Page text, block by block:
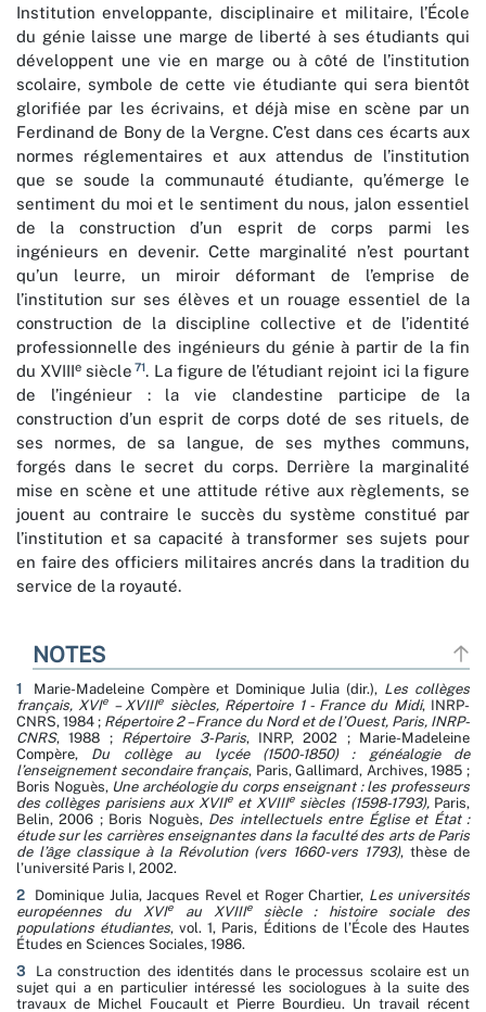
Institution enveloppante, disciplinaire et militaire, l’École
du génie laisse une marge de liberté à ses étudiants qui
développent une vie en marge ou à côté de l’institution
scolaire, symbole de cette vie étudiante qui sera bientôt
glorifiée par les écrivains, et déjà mise en scène par un
Ferdinand de Bony de la Vergne. C’est dans ces écarts aux
normes réglementaires et aux attendus de l’institution
que se soude la communauté étudiante, qu’émerge le
sentiment du moi et le sentiment du nous, jalon essentiel
de la construction d’un esprit de corps parmi les
ingénieurs en devenir. Cette marginalité n’est pourtant
qu’un leurre, un miroir déformant de l’emprise de
l’institution sur ses élèves et un rouage essentiel de la
construction de la discipline collective et de l’identité
professionnelle des ingénieurs du génie à partir de la fin
du XVIIIe siècle 71. La figure de l’étudiant rejoint ici la figure
de l’ingénieur : la vie clandestine participe de la
construction d’un esprit de corps doté de ses rituels, de
ses normes, de sa langue, de ses mythes communs,
forgés dans le secret du corps. Derrière la marginalité
mise en scène et une attitude rétive aux règlements, se
jouent au contraire le succès du système constitué par
l’institution et sa capacité à transformer ses sujets pour
en faire des officiers militaires ancrés dans la tradition du
service de la royauté.
NOTES
1 Marie-Madeleine Compère et Dominique Julia (dir.), Les collèges
français, XVIe – XVIIIe siècles, Répertoire 1 - France du Midi, INRP-
CNRS, 1984 ; Répertoire 2 – France du Nord et de l’Ouest, Paris, INRP-
CNRS, 1988 ; Répertoire 3-Paris, INRP, 2002 ; Marie-Madeleine
Compère, Du collège au lycée (1500-1850) : généalogie de
l’enseignement secondaire français, Paris, Gallimard, Archives, 1985 ;
Boris Noguès, Une archéologie du corps enseignant : les professeurs
des collèges parisiens aux XVIIeet XVIIIesiècles (1598-1793), Paris,
Belin, 2006 ; Boris Noguès, Des intellectuels entre Église et État :
étude sur les carrières enseignantes dans la faculté des arts de Paris
de l’âge classique à la Révolution (vers 1660-vers 1793), thèse de
l’université Paris I, 2002.
2
Dominique Julia, Jacques Revel et Roger Chartier, Les universités
européennes du XVIeau XVIIIesiècle : histoire sociale des
populations étudiantes, vol. 1, Paris, Éditions de l’École des Hautes
Études en Sciences Sociales, 1986.
3
La construction des identités dans le processus scolaire est un
sujet qui a en particulier intéressé les sociologues à la suite des
travaux de Michel Foucault et Pierre Bourdieu. Un travail récent